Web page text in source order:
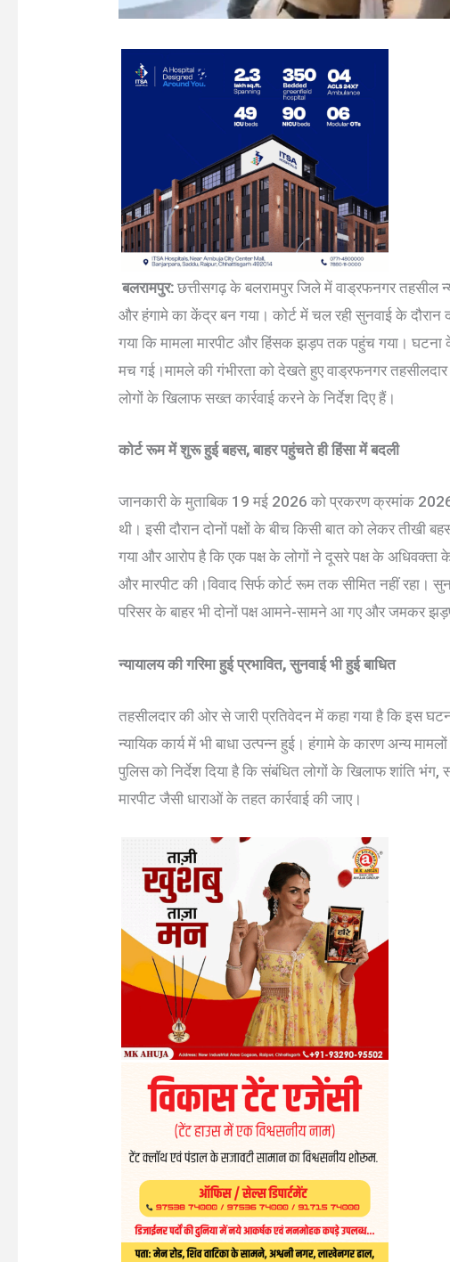
बलरामपुर:छत्तीसगढ़ के बलरामपुर जिले में वाड्रफनगर तहसील
और हंगामे का केंद्र बन गया। कोर्ट में चल रही सुनवाई के दौरान
गया कि मामला मारपीट और हिंसक झड़प तक पहुंच गया। घटना
मच गई।मामले की गंभीरता को देखते हुए वाड्रफनगर
लोगों के खिलाफ सख्त कार्रवाई करने के निर्देश दिए हैं।
कोर्ट रूम में शुरू हुई बहस, बाहर पहुंचते ही हिंसा में बदली
जानकारी के मुताबिक 19 मई 2026 को प्रकरण क्रमांक
थी। इसी दौरान दोनों पक्षों के बीच किसी बात को लेकर तीखी
गया और आरोप है कि एक पक्ष के लोगों ने दूसरे पक्ष के अधिवक्ता
और मारपीट की।विवाद सिर्फ कोर्ट रूम तक सीमित नहीं रहा।
परिसर के बाहर भी दोनों पक्ष आमने-सामने आ गए और जमकर
न्यायालय की गरिमा हुई प्रभावित, सुनवाई भी हुई बाधित
तहसीलदार की ओर से जारी प्रतिवेदन में कहा गया है कि इस
न्यायिक कार्य में भी बाधा उत्पन्न हुई। हंगामे के कारण अन्य
पुलिस को निर्देश दिया है कि संबंधित लोगों के खिलाफ शांति भंग,
मारपीट जैसी धाराओं के तहत कार्रवाई की जाए।